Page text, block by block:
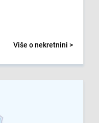
Više o nekretnini >